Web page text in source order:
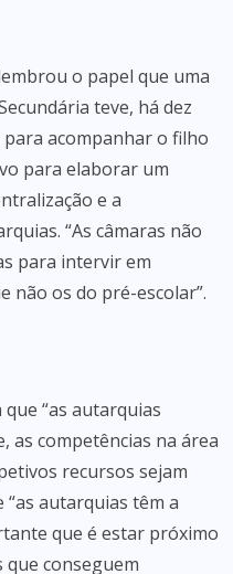
o papel que uma
teve, há dez
acompanhar o filho
para elaborar um
e a
“As câmaras não
para intervir em
não os do pré-escolar”.
“as autarquias
as competências na área
recursos sejam
autarquias têm a
que é estar próximo
que conseguem